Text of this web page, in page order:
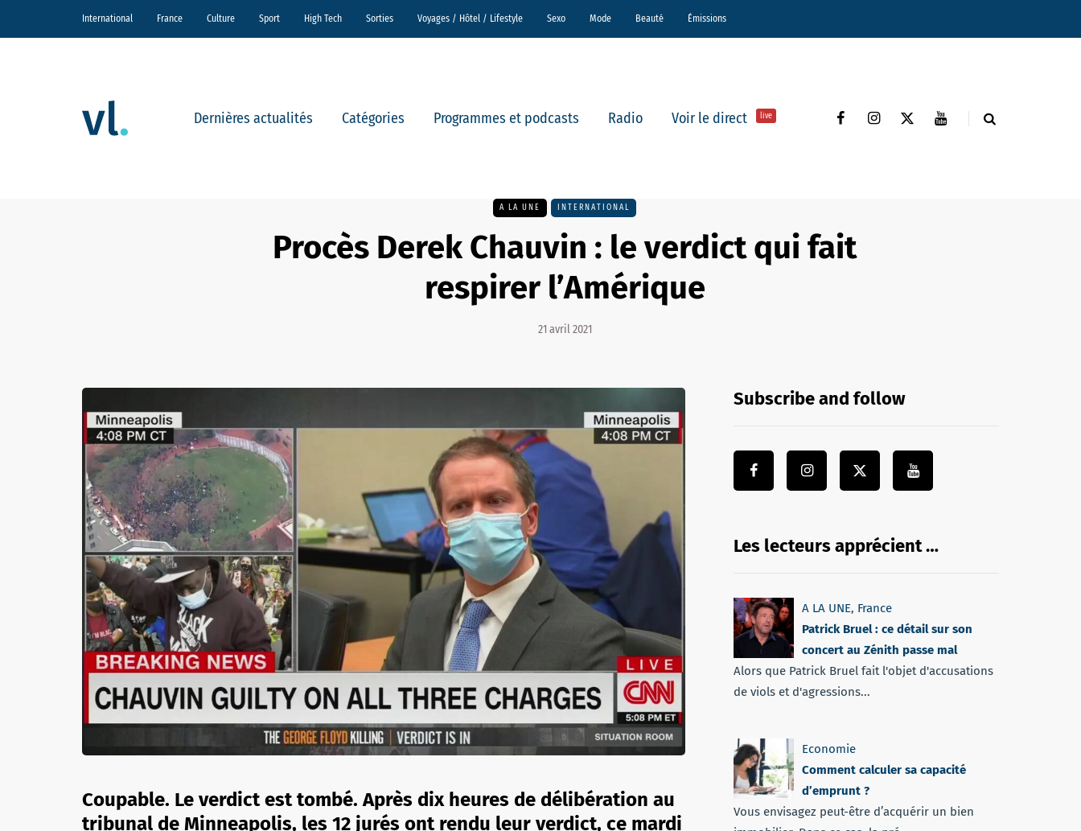
International France Culture Sport High Tech Sorties Voyages / Hôtel / Lifestyle Sexo Mode Beauté Émissions
Dernières actualités Catégories Programmes et podcasts Radio Voir le direct live
A LA UNE INTERNATIONAL
Procès Derek Chauvin : le verdict qui fait
respirer l’Amérique
21 avril 2021
Coupable. Le verdict est tombé. Après dix heures de délibération au
tribunal de Minneapolis, les 12 jurés ont rendu leur verdict, ce mardi
Subscribe and follow
Les lecteurs apprécient …
A LA UNE, France
Patrick Bruel : ce détail sur son
concert au Zénith passe mal
Alors que Patrick Bruel fait l'objet d'accusations
de viols et d'agressions...
Economie
Comment calculer sa capacité
d’emprunt ?
Vous envisagez peut-être d’acquérir un bien